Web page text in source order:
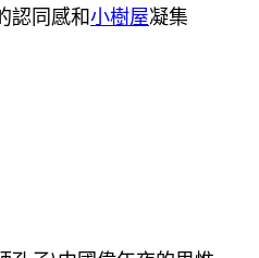
認同感和小樹屋凝集